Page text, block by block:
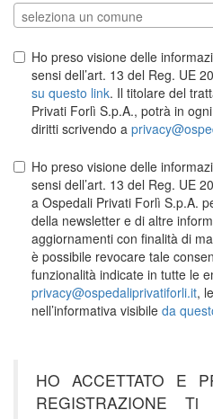
seleziona un comune
Ho preso visione delle
sensi dell’art. 13 del Reg. UE
su questo link. Il titolare del
Privati Forlì S.p.A., potrà in
diritti scrivendo a
Ho preso visione delle
sensi dell’art. 13 del Reg. UE
a Ospedali Privati Forlì S.p.A.
della newsletter e di altre
aggiornamenti con finalità di
è possibile revocare tale
funzionalità indicate in tutte le
privacy@ospedaliprivatiforli.it,
nell’informativa visibile da
HO ACCETTATO E
REGISTRAZIONE